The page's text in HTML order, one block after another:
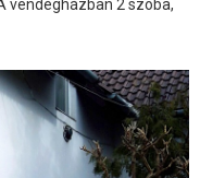
vendégházban 2 szoba,